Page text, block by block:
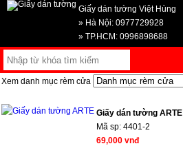
Giấy dán tường Việt Hùng
» Hà Nội: 0977729928
» TP.HCM: 0996898688
Xem danh mục rèm cửa
Giấy dán tường ARTE
Mã sp: 4401-2
69,000 vnđ